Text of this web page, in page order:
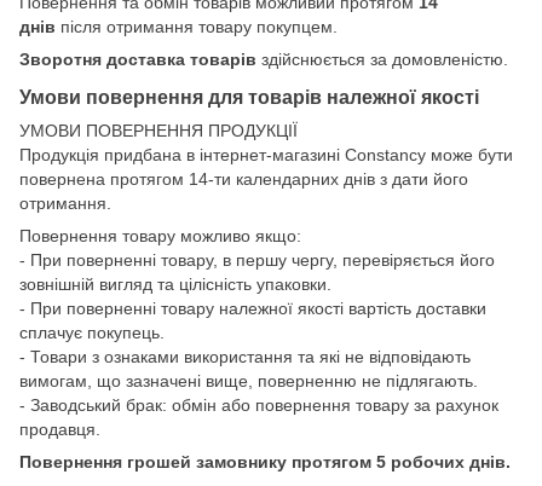
днів після отримання товару покупцем.
Зворотня доставка товарів здійснюється за домовленістю.
Умови повернення для товарів належної якості
УМОВИ ПОВЕРНЕННЯ ПРОДУКЦІЇ
Продукція придбана в інтернет-магазині Constancy може бути
повернена протягом 14-ти календарних днів з дати його
отримання.
Повернення товару можливо якщо:
- При поверненні товару, в першу чергу, перевіряється його
зовнішній вигляд та цілісність упаковки.
- При поверненні товару належної якості вартість доставки
сплачує покупець.
- Товари з ознаками використання та які не відповідають
вимогам, що зазначені вище, поверненню не підлягають.
- Заводський брак: обмін або повернення товару за рахунок
продавця.
Повернення грошей замовнику протягом 5 робочих днів.